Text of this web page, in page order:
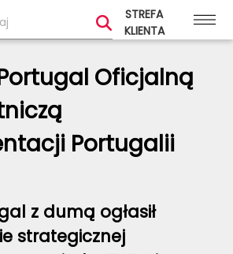
STREFA
KLIENTA
Oficjalną
Portugalii
z dumą ogłasił
strategicznej